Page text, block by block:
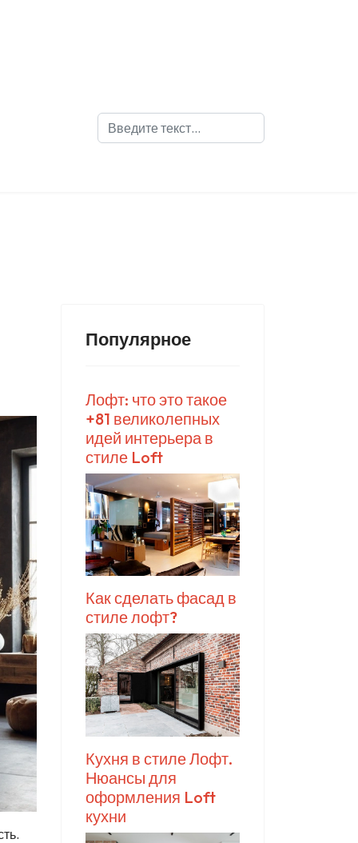
Поиск
Популярное
Лофт: что это такое
+81 великолепных
идей интерьера в
стиле Loft
Как сделать фасад в
стиле лофт?
Кухня в стиле Лофт.
Нюансы для
оформления Loft
кухни